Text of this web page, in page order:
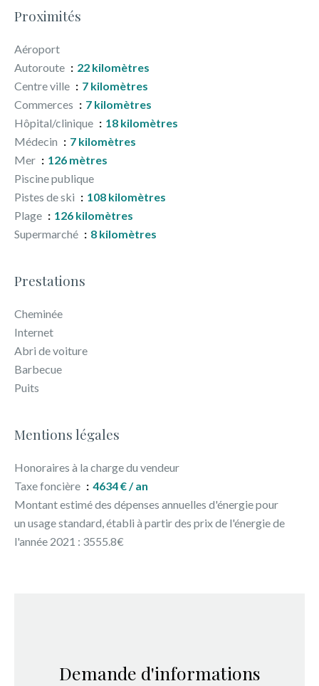
Proximités
Aéroport
Autoroute
22 kilomètres
Centre ville
7 kilomètres
Commerces
7 kilomètres
Hôpital/clinique
18 kilomètres
Médecin
7 kilomètres
Mer
126 mètres
Piscine publique
Pistes de ski
108 kilomètres
Plage
126 kilomètres
Supermarché
8 kilomètres
Prestations
Cheminée
Internet
Abri de voiture
Barbecue
Puits
Mentions légales
Honoraires à la charge du vendeur
Taxe foncière
4634 € / an
Montant estimé des dépenses annuelles d'énergie pour
un usage standard, établi à partir des prix de l'énergie de
l'année 2021 : 3555.8€
Demande d'informations